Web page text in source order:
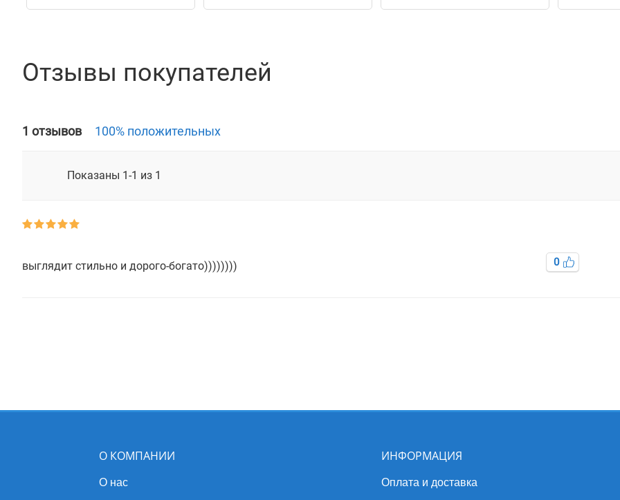
Отзывы покупателей
1 отзывов 100% положительных
Показаны 1-1 из 1
выглядит стильно и дорого-богато)))))))) 0
О КОМПАНИИ
О нас
ИНФОРМАЦИЯ
Оплата и доставка